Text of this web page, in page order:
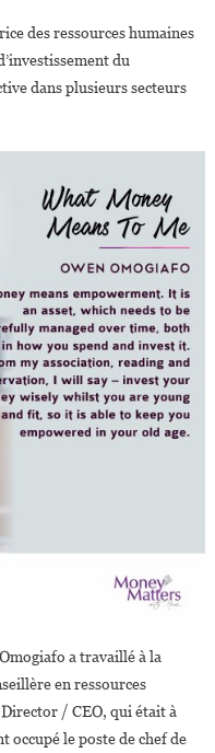
des ressources humaines
du
dans plusieurs secteurs
a travaillé à la
en ressources
/ CEO, qui était à
occupé le poste de chef de